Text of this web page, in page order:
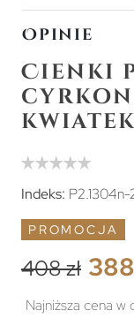
Opinie
Cienki
kwiatek
Indeks:
PROMOCJA
408 zł
Najniższa cena w